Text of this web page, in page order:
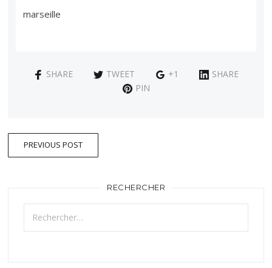
marseille
SHARE TWEET +1
SHARE
PIN
PREVIOUS POST
RECHERCHER
Rechercher :